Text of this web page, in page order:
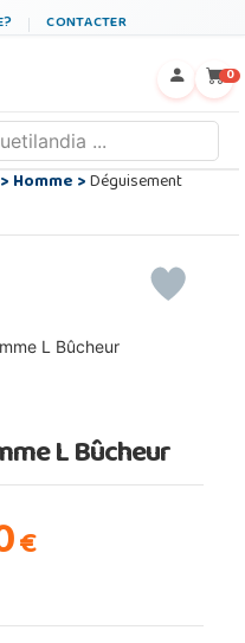
CONTACTER
0
>Homme>Déguisement
L Bûcheur
€